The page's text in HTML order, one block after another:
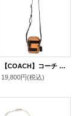
【COACH】コーチ メンズ カーフレザー テレイン クロスボディー ショルダーバッグ アンバー〔日本未発売〕
19,800円(税込)